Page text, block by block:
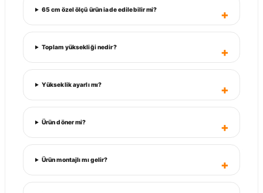
65 cm özel ölçü ürün iade edilebilir mi?
Toplam yüksekliği nedir?
Yükseklik ayarlı mı?
Ürün döner mi?
Ürün montajlı mı gelir?